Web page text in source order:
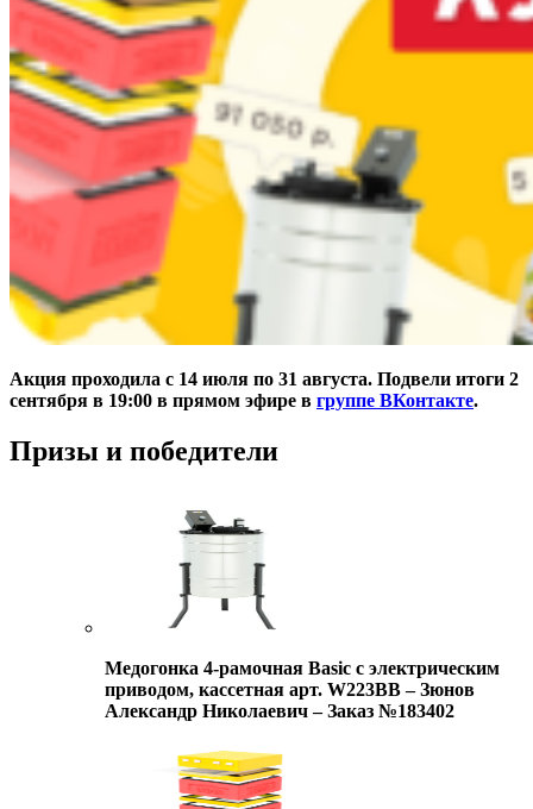
Акция проходила с 14 июля по 31 августа. Подвели итоги 2
сентября в 19:00 в прямом эфире в группе ВКонтакте.
Призы и победители
Медогонка 4-рамочная Basic с электрическим
приводом, кассетная арт. W223BB – Зюнов
Александр Николаевич – Заказ №183402